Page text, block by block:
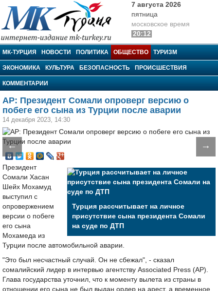
МК-Турция
7 августа 2026
пятница
московское время
20:12
МК-ТУРЦИЯ НОВОСТИ ПОЛИТИКА ОБЩЕСТВО ТУРИЗМ
ЭКОНОМИКА КУЛЬТУРА БЕЗОПАСНОСТЬ ПРОИСШЕСТВИЯ
КОММЕНТАРИИ
AP: Президент Сомали опроверг версию о
побеге его сына из Турции после аварии
14 декабря 2023, 14:30
← →
Турция рассчитывает на личное
присутствие сына президента Сомали
на суде по ДТП
Президент
Сомали Хасан
Шейх Мохамуд
выступил с
опровержением
версии о побеге
его сына
Мохамеда из
Турции после автомобильной аварии.
"Это был несчастный случай. Он не сбежал", - сказал
сомалийский лидер в интервью агентству Associated Press (AP).
Глава государства уточнил, что к моменту вылета из страны в
отношении его сына не был выдан ордер на арест, а временное